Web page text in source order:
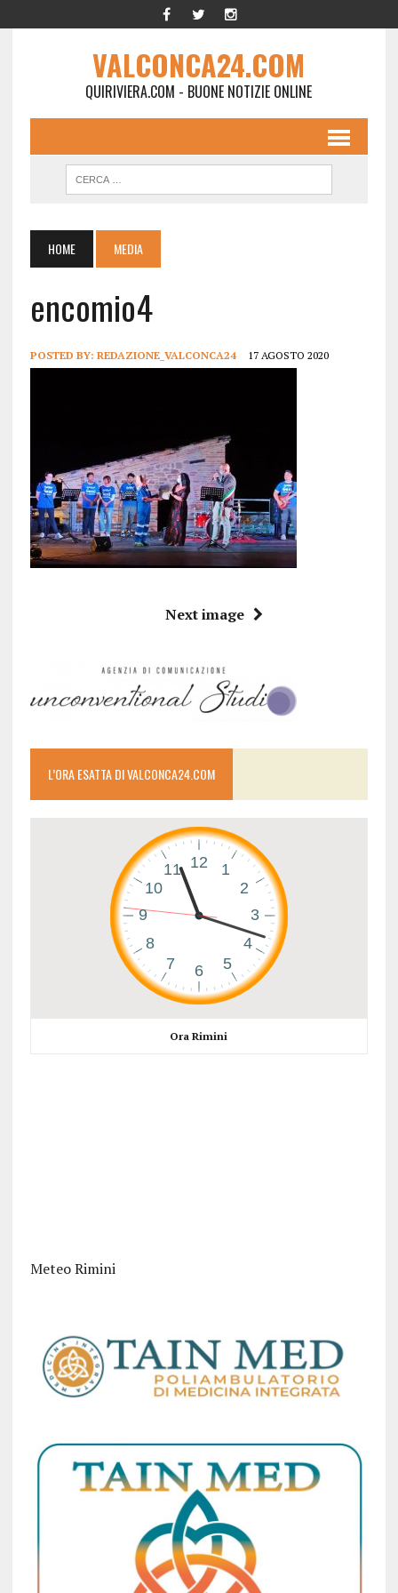
VALCONCA24.COM
QUIRIVIERA.COM - BUONE NOTIZIE ONLINE
HOME MEDIA
encomio4
POSTED BY: REDAZIONE_VALCONCA24 17 AGOSTO 2020
Next image
L’ORA ESATTA DI VALCONCA24.COM
Ora Rimini
Meteo Rimini